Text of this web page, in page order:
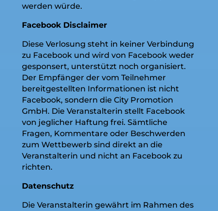
werden würde.
Facebook Disclaimer
Diese Verlosung steht in keiner Verbindung
zu Facebook und wird von Facebook weder
gesponsert, unterstützt noch organisiert.
Der Empfänger der vom Teilnehmer
bereitgestellten Informationen ist nicht
Facebook, sondern die City Promotion
GmbH. Die Veranstalterin stellt Facebook
von jeglicher Haftung frei. Sämtliche
Fragen, Kommentare oder Beschwerden
zum Wettbewerb sind direkt an die
Veranstalterin und nicht an Facebook zu
richten.
Datenschutz
Die Veranstalterin gewährt im Rahmen des